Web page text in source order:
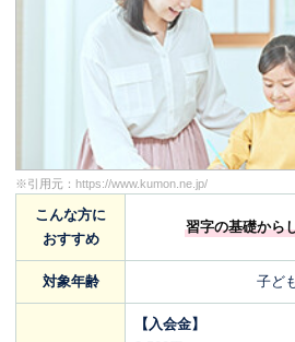
※引用元： https://www.kumon.ne.jp/
こんな方に
おすすめ
習字の基礎から
対象年齢 子ど
【入会金】